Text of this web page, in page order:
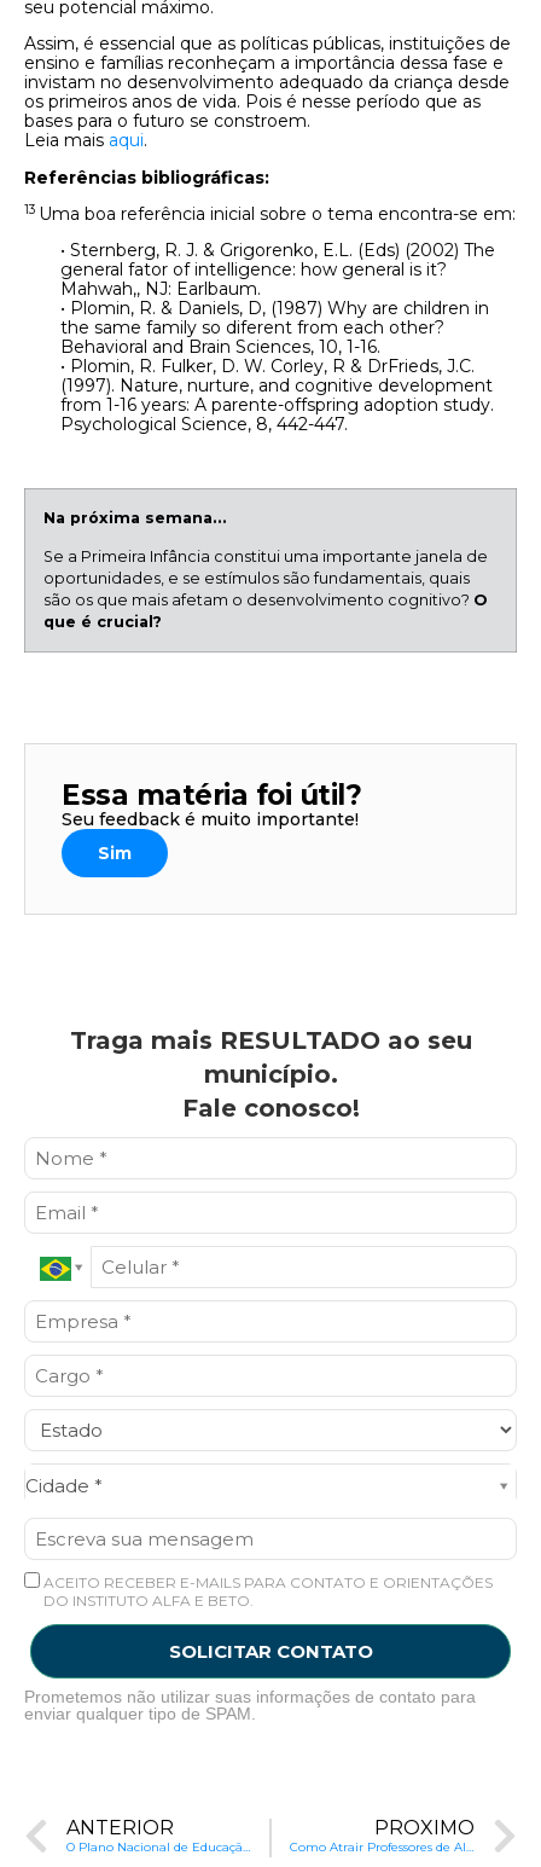
seu potencial máximo.
Assim, é essencial que as políticas públicas, instituições de
ensino e famílias reconheçam a importância dessa fase e
invistam no desenvolvimento adequado da criança desde
os primeiros anos de vida. Pois é nesse período que as
bases para o futuro se constroem.
Leia mais aqui.
Referências bibliográficas:
13 Uma boa referência inicial sobre o tema encontra-se em:
• Sternberg, R. J. & Grigorenko, E.L. (Eds) (2002) The
general fator of intelligence: how general is it?
Mahwah,, NJ: Earlbaum.
• Plomin, R. & Daniels, D, (1987) Why are children in
the same family so diferent from each other?
Behavioral and Brain Sciences, 10, 1-16.
• Plomin, R. Fulker, D. W. Corley, R & DrFrieds, J.C.
(1997). Nature, nurture, and cognitive development
from 1-16 years: A parente-offspring adoption study.
Psychological Science, 8, 442-447.
Na próxima semana…
Se a Primeira Infância constitui uma importante janela de
oportunidades, e se estímulos são fundamentais, quais
são os que mais afetam o desenvolvimento cognitivo? O
que é crucial?
Essa matéria foi útil?
Seu feedback é muito importante!
Sim
Traga mais RESULTADO ao seu
município.
Fale conosco!
Cidade *
Cidade*
ACEITO RECEBER E-MAILS PARA CONTATO E ORIENTAÇÕES
DO INSTITUTO ALFA E BETO.
SOLICITAR CONTATO
Prometemos não utilizar suas informações de contato para
enviar qualquer tipo de SPAM.
ANTERIOR
O Plano Nacional de Educação (PNE) e a Crise do País
PRÓXIMO
Como Atrair Professores de Alto Nível: O Caso de Cingapura